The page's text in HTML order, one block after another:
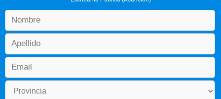
Derecho civil personas y familia
Derecho internacional público I
Derecho romano II
Ética profesional y deontología jurídica